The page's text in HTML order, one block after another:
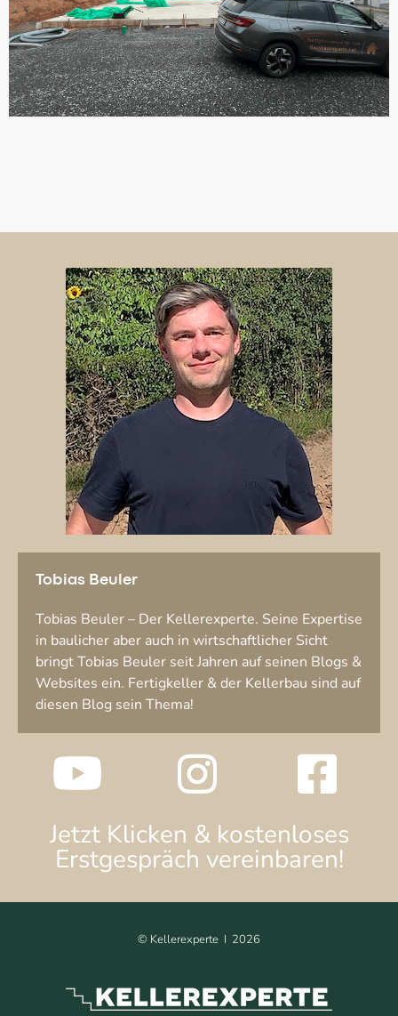
Tobias Beuler
Tobias Beuler – Der Kellerexperte. Seine Expertise
in baulicher aber auch in wirtschaftlicher Sicht
bringt Tobias Beuler seit Jahren auf seinen Blogs &
Websites ein. Fertigkeller & der Kellerbau sind auf
diesen Blog sein Thema!
Jetzt Klicken & kostenloses
Erstgespräch vereinbaren!
© Kellerexperte I 2026